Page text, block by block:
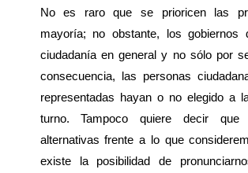
No es raro que se prioricen las
mayoría; no obstante, los gobiernos
ciudadanía en general y no sólo por
consecuencia, las personas
representadas hayan o no elegido a
turno. Tampoco quiere decir que
alternativas frente a lo que
existe la posibilidad de